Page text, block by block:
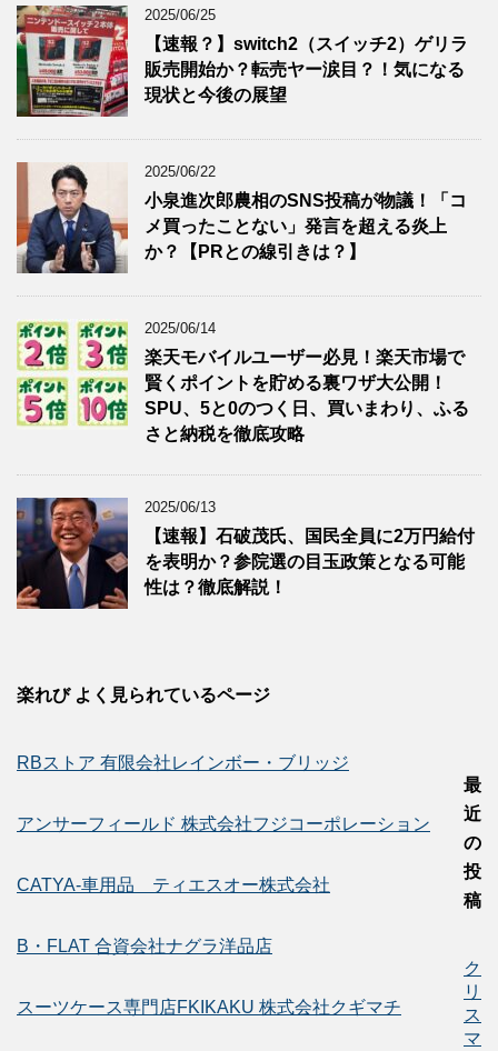
2025/06/25
【速報？】switch2（スイッチ2）ゲリラ
販売開始か？転売ヤー涙目？！気になる
現状と今後の展望
2025/06/22
小泉進次郎農相のSNS投稿が物議！「コ
メ買ったことない」発言を超える炎上
か？【PRとの線引きは？】
2025/06/14
楽天モバイルユーザー必見！楽天市場で
賢くポイントを貯める裏ワザ大公開！
SPU、5と0のつく日、買いまわり、ふる
さと納税を徹底攻略
2025/06/13
【速報】石破茂氏、国民全員に2万円給付
を表明か？参院選の目玉政策となる可能
性は？徹底解説！
楽れび よく見られているページ
RBストア 有限会社レインボー・ブリッジ
アンサーフィールド 株式会社フジコーポレーション
CATYA-車用品 ティエスオー株式会社
B・FLAT 合資会社ナグラ洋品店
スーツケース専門店FKIKAKU 株式会社クギマチ
最
近
の
投
稿
ク
リ
ス
マ